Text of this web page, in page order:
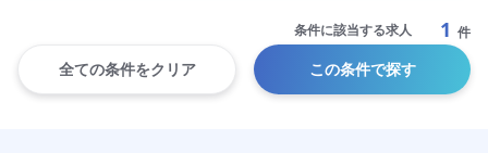
条件に該当する求人 1 件
全ての条件をクリア この条件で探す